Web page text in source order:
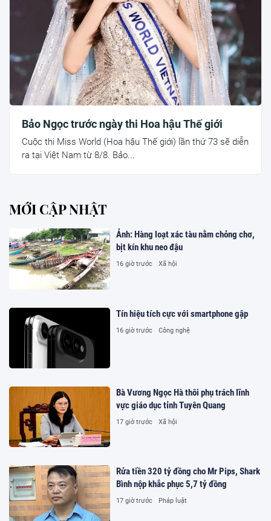
Bảo Ngọc trước ngày thi Hoa hậu Thế giới
Cuộc thi Miss World (Hoa hậu Thế giới) lần thứ 73 sẽ diễn
ra tại Việt Nam từ 8/8. Bảo...
MỚI CẬP NHẬT
Ảnh: Hàng loạt xác tàu nằm chỏng chơ,
bịt kín khu neo đậu
16 giờ trước Xã hội
Tín hiệu tích cực với smartphone gập
16 giờ trước Công nghệ
Bà Vương Ngọc Hà thôi phụ trách lĩnh
vực giáo dục tỉnh Tuyên Quang
17 giờ trước Xã hội
Rửa tiền 320 tỷ đồng cho Mr Pips, Shark
Bình nộp khắc phục 5,7 tỷ đồng
17 giờ trước Pháp luật